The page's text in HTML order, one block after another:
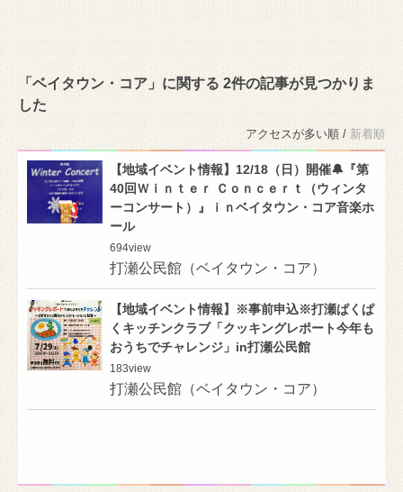
「ベイタウン・コア」に関する 2件の記事が見つかりま
した
アクセスが多い順 / 新着順
【地域イベント情報】12/18（日）開催🔔『第
40回Ｗｉｎｔｅｒ Ｃｏｎｃｅｒｔ（ウィンタ
ーコンサート）』ｉｎベイタウン・コア音楽ホ
ール
694view
打瀬公民館（ベイタウン・コア）
【地域イベント情報】※事前申込※打瀬ぱくぱ
くキッチンクラブ「クッキングレポート今年も
おうちでチャレンジ」in打瀬公民館
183view
打瀬公民館（ベイタウン・コア）